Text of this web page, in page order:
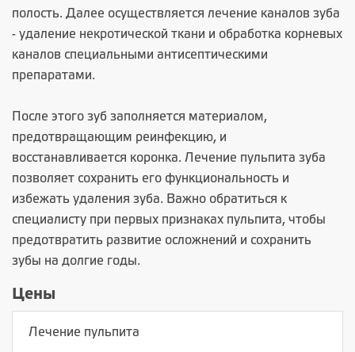
полость. Далее осуществляется лечение каналов зуба
- удаление некротической ткани и обработка корневых
каналов специальными антисептическими
препаратами.
После этого зуб заполняется материалом,
предотвращающим реинфекцию, и
восстанавливается коронка. Лечение пульпита зуба
позволяет сохранить его функциональность и
избежать удаления зуба. Важно обратиться к
специалисту при первых признаках пульпита, чтобы
предотвратить развитие осложнений и сохранить
зубы на долгие годы.
Цены
Лечение пульпита